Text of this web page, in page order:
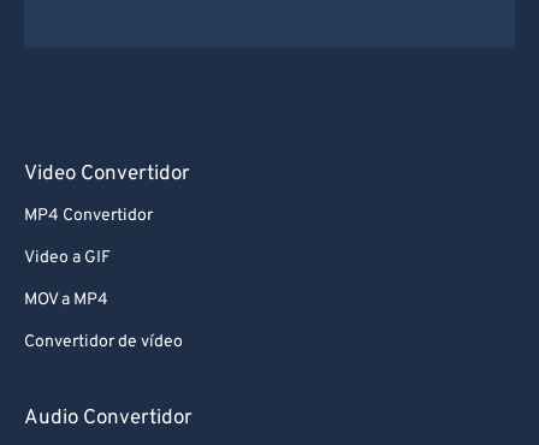
Video Convertidor
MP4 Convertidor
Video a GIF
MOV a MP4
Convertidor de vídeo
Audio Convertidor